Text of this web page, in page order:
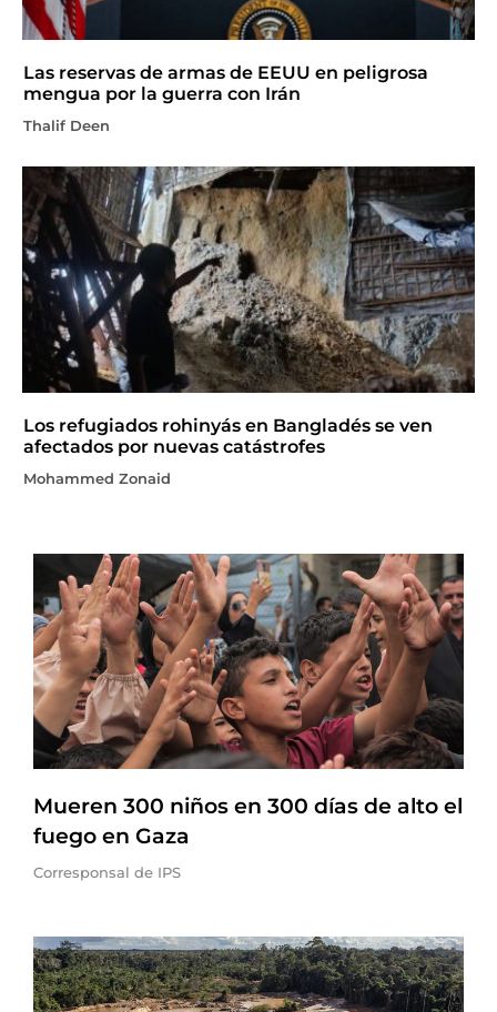
Las reservas de armas de EEUU en peligrosa
mengua por la guerra con Irán
Thalif Deen
Los refugiados rohinyás en Bangladés se ven
afectados por nuevas catástrofes
Mohammed Zonaid
Mueren 300 niños en 300 días de alto el
fuego en Gaza
Corresponsal de IPS